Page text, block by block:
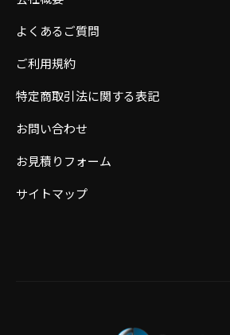
よくあるご質問
ご利用規約
特定商取引法に関する表記
お問い合わせ
お見積りフォーム
サイトマップ